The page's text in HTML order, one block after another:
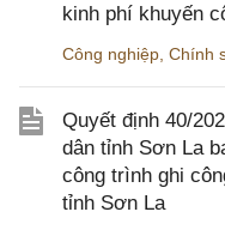
kinh phí khuyến
Công nghiệp, Chính
Quyết định 40/
dân tỉnh Sơn La
công trình ghi
tỉnh Sơn La